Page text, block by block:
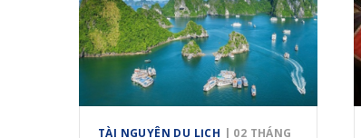
chuyển đổi số trong việc thúc
đẩy phát triển du lịch cộng
đồng, đồng thời đề xuất các
giải pháp cụ thể nhằm áp dụng
hiệu quả chuyển đổi số trong
lĩnh vực này.
TÀI NGUYÊN DU LỊCH | 02 THÁNG